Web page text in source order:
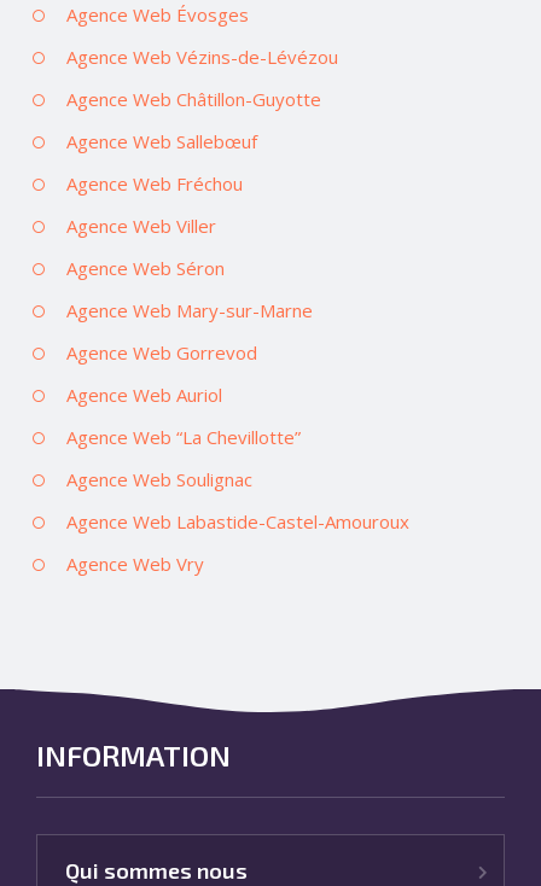
Agence Web Évosges
Agence Web Vézins-de-Lévézou
Agence Web Châtillon-Guyotte
Agence Web Sallebœuf
Agence Web Fréchou
Agence Web Viller
Agence Web Séron
Agence Web Mary-sur-Marne
Agence Web Gorrevod
Agence Web Auriol
Agence Web “La Chevillotte”
Agence Web Soulignac
Agence Web Labastide-Castel-Amouroux
Agence Web Vry
INFORMATION
Qui sommes nous